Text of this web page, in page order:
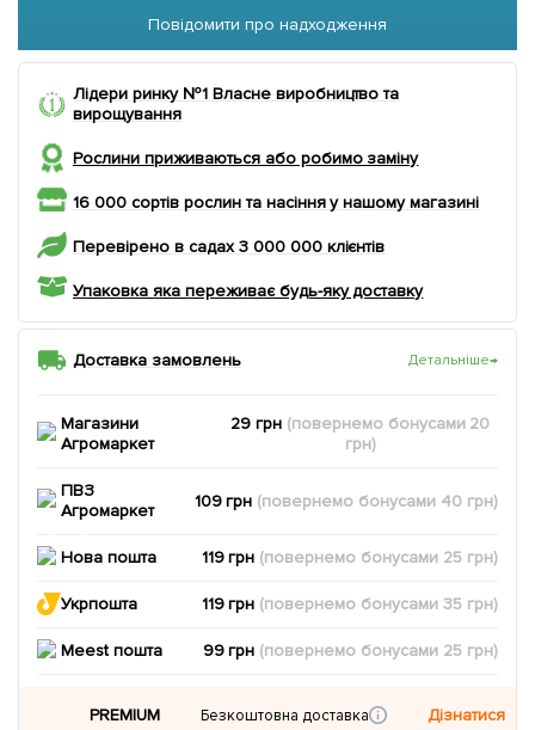
Повідомити про надходження
Лідери ринку №1 Власне виробництво та
вирощування
Рослини приживаються або робимо заміну
16 000 сортів рослин та насіння у нашому магазині
Перевірено в садах 3 000 000 клієнтів
Упаковка яка переживає будь-яку доставку
Доставка замовлень Детальніше→
Магазини
Агромаркет
29 грн (повернемобонусами 20
грн)
ПВЗ
Агромаркет
109 грн (повернемо бонусами 40 грн)
Нова пошта 119 грн (повернемо бонусами 25 грн)
Укрпошта 119 грн (повернемо бонусами35 грн)
Meest пошта 99 грн (повернемо бонусами 25 грн)
PREMIUM Безкоштовна доставка Дізнатися